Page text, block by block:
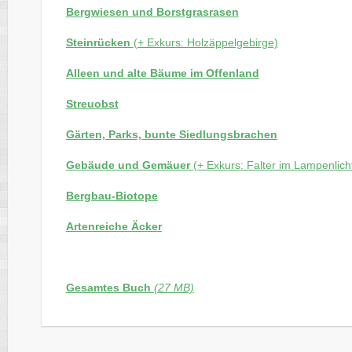
Bergwiesen und Borstgrasrasen
Steinrücken (+ Exkurs: Holzäppelgebirge)
Alleen und alte Bäume im Offenland
Streuobst
Gärten, Parks, bunte Siedlungsbrachen
Gebäude und Gemäuer(+ Exkurs: Falter im
Bergbau-Biotope
Artenreiche Äcker
Gesamtes Buch (27 MB)